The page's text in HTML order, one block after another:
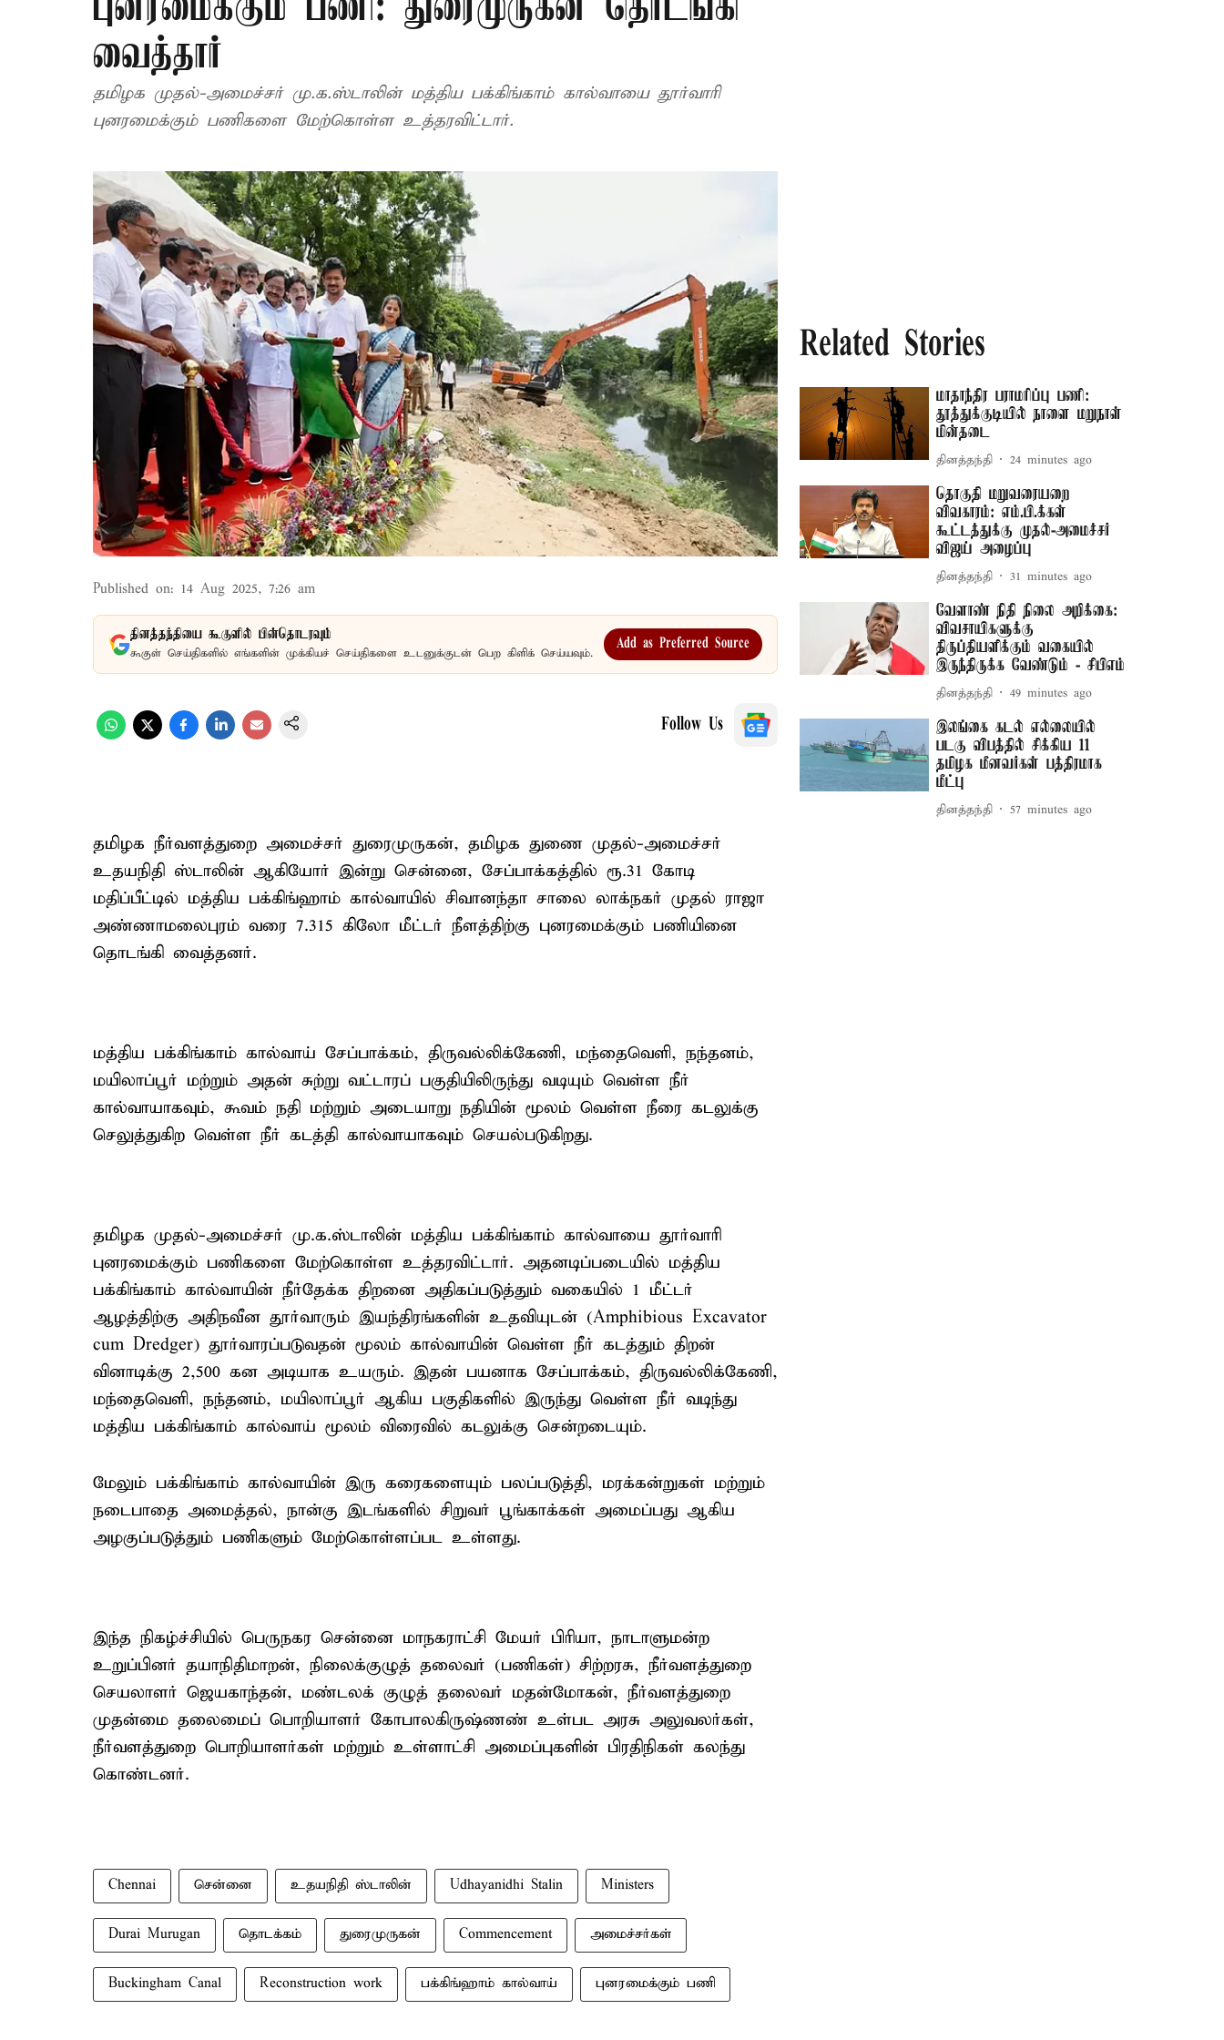
வைத்தார்
தமிழக முதல்-அமைச்சர் மு.க.ஸ்டாலின் மத்திய பக்கிங்காம் கால்வாயை தூர்வாரி
புனரமைக்கும் பணிகளை மேற்கொள்ள உத்தரவிட்டார்.
Published on: 14 Aug 2025, 7:26 am
தினத்தந்தியை கூகுளில் பின்தொடரவும்
கூகுள் செய்திகளில் எங்களின் முக்கியச் செய்திகளை உடனுக்குடன் பெற கிளிக் செய்யவும்.
Add as Preferred Source
Follow Us
தமிழக நீர்வளத்துறை அமைச்சர் துரைமுருகன், தமிழக துணை முதல்-அமைச்சர்
உதயநிதி ஸ்டாலின் ஆகியோர் இன்று சென்னை, சேப்பாக்கத்தில் ரூ.31 கோடி
மதிப்பீட்டில் மத்திய பக்கிங்ஹாம் கால்வாயில் சிவானந்தா சாலை லாக்நகர் முதல் ராஜா
அண்ணாமலைபுரம் வரை 7.315 கிலோ மீட்டர் நீளத்திற்கு புனரமைக்கும் பணியினை
தொடங்கி வைத்தனர்.
மத்திய பக்கிங்காம் கால்வாய் சேப்பாக்கம், திருவல்லிக்கேணி, மந்தைவெளி, நந்தனம்,
மயிலாப்பூர் மற்றும் அதன் சுற்று வட்டாரப் பகுதியிலிருந்து வடியும் வெள்ள நீர்
கால்வாயாகவும், கூவம் நதி மற்றும் அடையாறு நதியின் மூலம் வெள்ள நீரை கடலுக்கு
செலுத்துகிற வெள்ள நீர் கடத்தி கால்வாயாகவும் செயல்படுகிறது.
தமிழக முதல்-அமைச்சர் மு.க.ஸ்டாலின் மத்திய பக்கிங்காம் கால்வாயை தூர்வாரி
புனரமைக்கும் பணிகளை மேற்கொள்ள உத்தரவிட்டார். அதனடிப்படையில் மத்திய
பக்கிங்காம் கால்வாயின் நீர்தேக்க திறனை அதிகப்படுத்தும் வகையில் 1 மீட்டர்
ஆழத்திற்கு அதிநவீன தூர்வாரும் இயந்திரங்களின் உதவியுடன் (Amphibious Excavator
cum Dredger) தூர்வாரப்படுவதன் மூலம் கால்வாயின் வெள்ள நீர் கடத்தும் திறன்
வினாடிக்கு 2,500 கன அடியாக உயரும். இதன் பயனாக சேப்பாக்கம், திருவல்லிக்கேணி,
மந்தைவெளி, நந்தனம், மயிலாப்பூர் ஆகிய பகுதிகளில் இருந்து வெள்ள நீர் வடிந்து
மத்திய பக்கிங்காம் கால்வாய் மூலம் விரைவில் கடலுக்கு சென்றடையும்.
மேலும் பக்கிங்காம் கால்வாயின் இரு கரைகளையும் பலப்படுத்தி, மரக்கன்றுகள் மற்றும்
நடைபாதை அமைத்தல், நான்கு இடங்களில் சிறுவர் பூங்காக்கள் அமைப்பது ஆகிய
அழகுப்படுத்தும் பணிகளும் மேற்கொள்ளப்பட உள்ளது.
இந்த நிகழ்ச்சியில் பெருநகர சென்னை மாநகராட்சி மேயர் பிரியா, நாடாளுமன்ற
உறுப்பினர் தயாநிதிமாறன், நிலைக்குழுத் தலைவர் (பணிகள்) சிற்றரசு, நீர்வளத்துறை
செயலாளர் ஜெயகாந்தன், மண்டலக் குழுத் தலைவர் மதன்மோகன், நீர்வளத்துறை
முதன்மை தலைமைப் பொறியாளர் கோபாலகிருஷ்ணண் உள்பட அரசு அலுவலர்கள்,
நீர்வளத்துறை பொறியாளர்கள் மற்றும் உள்ளாட்சி அமைப்புகளின் பிரதிநிகள் கலந்து
கொண்டனர்.
Chennai சென்னை உதயநிதி ஸ்டாலின் Udhayanidhi Stalin Ministers
Durai Murugan தொடக்கம் துரைமுருகன் Commencement அமைச்சர்கள்
Buckingham Canal Reconstruction work பக்கிங்ஹாம் கால்வாய் புனரமைக்கும் பணி
Related Stories
மாதாந்திர பராமரிப்பு பணி:
தூத்துக்குடியில் நாளை மறுநாள்
மின்தடை
தினத்தந்தி 24 minutes ago
தொகுதி மறுவரையறை
விவகாரம்: எம்.பி.க்கள்
கூட்டத்துக்கு முதல்-அமைச்சர்
விஜய் அழைப்பு
தினத்தந்தி 31 minutes ago
வேளாண் நிதி நிலை அறிக்கை:
விவசாயிகளுக்கு
திருப்தியளிக்கும் வகையில்
இருந்திருக்க வேண்டும் - சிபிஎம்
தினத்தந்தி 49 minutes ago
இலங்கை கடல் எல்லையில்
படகு விபத்தில் சிக்கிய 11
தமிழக மீனவர்கள் பத்திரமாக
மீட்பு
தினத்தந்தி 57 minutes ago